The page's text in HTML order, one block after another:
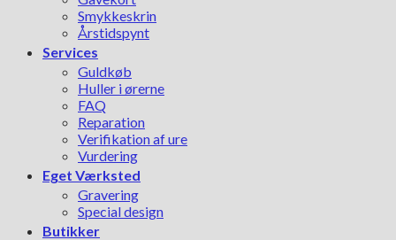
Smykkeskrin
Årstidspynt
Services
Guldkøb
Huller i ørerne
FAQ
Reparation
Verifikation af ure
Vurdering
Eget Værksted
Gravering
Special design
Butikker